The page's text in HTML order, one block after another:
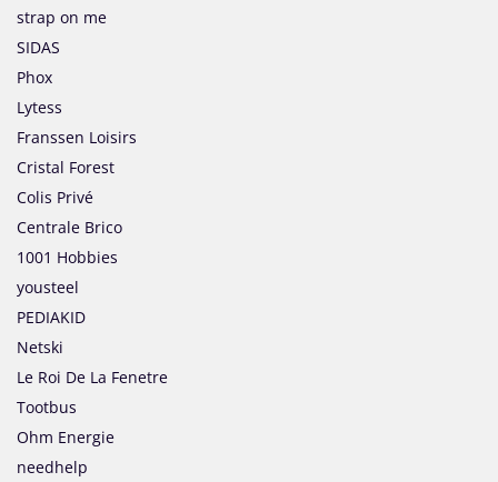
strap on me
SIDAS
Phox
Lytess
Franssen Loisirs
Cristal Forest
Colis Privé
Centrale Brico
1001 Hobbies
yousteel
PEDIAKID
Netski
Le Roi De La Fenetre
Tootbus
Ohm Energie
needhelp